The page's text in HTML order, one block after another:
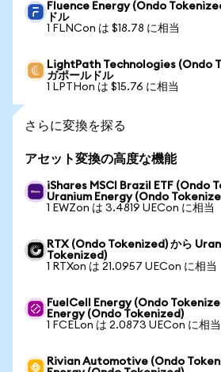
Fluence Energy (Ondo
ドル
1 FLNCon は $18.78 に相当
LightPath Technologies (Ondo
ガポールドル
1 LPTHon は $15.76 に相当
さらに変換を探る
アセット変換の高度な機能
iShares MSCI Brazil ETF (Ondo
Uranium Energy (Ondo
1 EWZon は 3.4819 UECon に相当
RTX (Ondo Tokenized) から
Tokenized)
1 RTXon は 21.0957 UECon に相当
FuelCell Energy (Ondo
Energy (Ondo Tokenized)
1 FCELon は 2.0873 UECon に相当
Rivian Automotive (Ondo